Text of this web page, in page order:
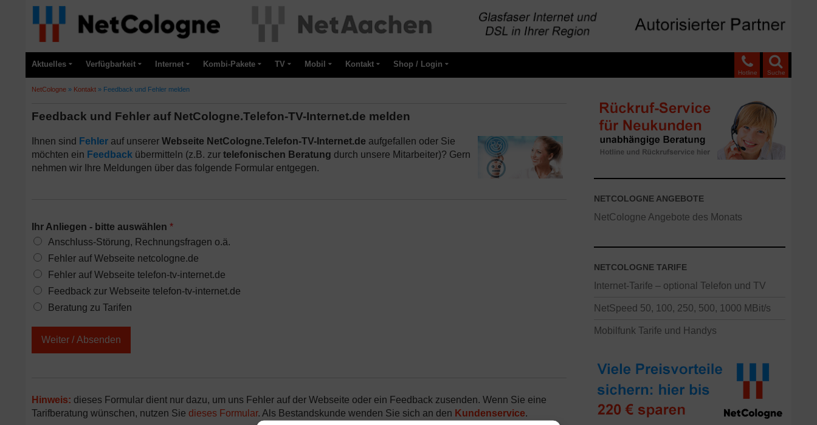
Suche
Hotline
Aktuelles Verfügbarkeit Internet Kombi-Pakete TV Mobil Kontakt Shop / Login
NetCologne » Kontakt » Feedback und Fehler melden
Feedback und Fehler auf NetCologne.Telefon-TV-Internet.de melden
Ihnen sind Fehler auf unserer Webseite NetCologne.Telefon-TV-Internet.de aufgefallen oder Sie
möchten ein Feedback übermitteln (z.B. zur telefonischen Beratung durch unsere Mitarbeiter)? Gern
nehmen wir Ihre Meldungen über das folgende Formular entgegen.
Ihr Anliegen - bitte auswählen *
Anschluss-Störung, Rechnungsfragen o.ä.
Fehler auf Webseite netcologne.de
Fehler auf Webseite telefon-tv-internet.de
Feedback zur Webseite telefon-tv-internet.de
Beratung zu Tarifen
Weiter / Absenden
Hinweis: dieses Formular dient nur dazu, um uns Fehler auf der Webseite oder ein Feedback zusenden. Wenn Sie eine
Tarifberatung wünschen, nutzen Sie dieses Formular. Als Bestandskunde wenden Sie sich an den Kundenservice.
NETCOLOGNE ANGEBOTE
NetCologne Angebote des Monats
NETCOLOGNE TARIFE
Internet-Tarife – optional Telefon und TV
NetSpeed 50, 100, 250, 500, 1000 MBit/s
Mobilfunk Tarife und Handys